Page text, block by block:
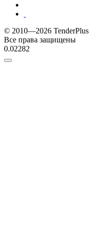
© 2010—2026 TenderPlus
Все права защищены
0.02282